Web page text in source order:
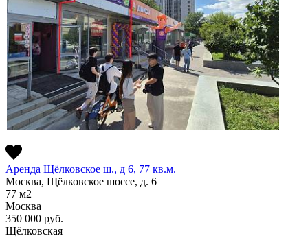
Аренда Щёлковское ш., д 6, 77 кв.м.
Москва, Щёлковское шоссе, д. 6
77 м2
Москва
350 000 руб.
Щёлковская